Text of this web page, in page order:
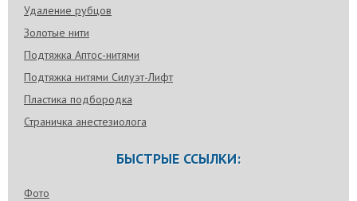
Удаление рубцов
Золотые нити
Подтяжка Аптос-нитями
Подтяжка нитями Силуэт-Лифт
Пластика подбородка
Страничка анестезиолога
БЫСТРЫЕ ССЫЛКИ:
Фото